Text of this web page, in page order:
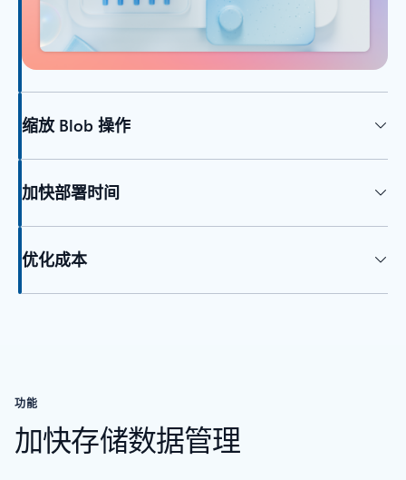
缩放 Blob 操作
加快部署时间
优化成本
功能
加快存储数据管理